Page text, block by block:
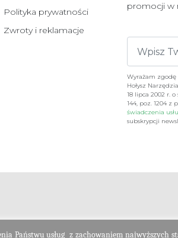
Polityka prywatności
Zwroty i reklamacje
promocji w
Wyrażam
Hołysz
18 lipca 2002 r.
144, poz. 1204 z
świadczenia
subskrypcji
Państwu usług z zachowaniem najwyższych